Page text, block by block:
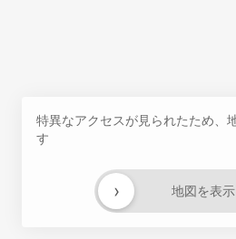
特異なアクセスが見られたため、
す
地図を表示
›